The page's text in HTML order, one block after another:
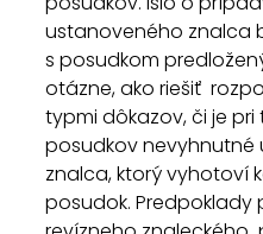
ustanoveného znalca
s posudkom
otázne, ako riešiť
typmi dôkazov, či je
posudkov nevyhnutné
znalca, ktorý vyhotoví
posudok. Predpoklady